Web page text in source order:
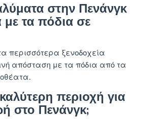
στην Πενάνγκ
τα πόδια σε
περισσότερα ξενοδοχεία
απόσταση με τα πόδια από τα
περιοχή για
στο Πενάνγκ;